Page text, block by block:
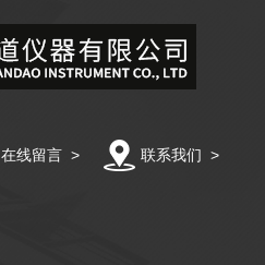
在线留言 > 联系我们 >